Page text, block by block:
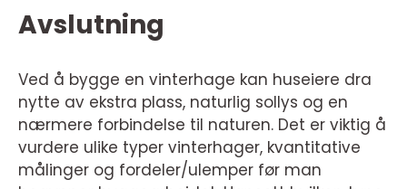
Avslutning
Ved å bygge en vinterhage kan huseiere dra
nytte av ekstra plass, naturlig sollys og en
nærmere forbindelse til naturen. Det er viktig å
vurdere ulike typer vinterhager, kvantitative
målinger og fordeler/ulemper før man